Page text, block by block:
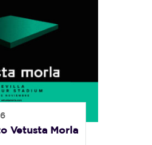
Vetusta Morla